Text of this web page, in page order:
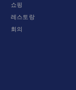
쇼핑
레스토랑
회의